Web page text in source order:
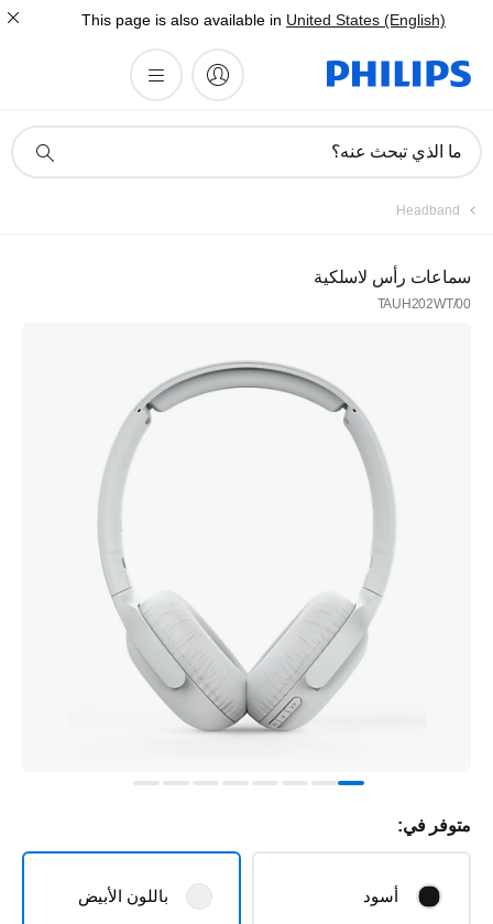
This page is also available in United States (English)
دعم
ما الذي تبحث عنه؟
Headband
سماعات رأس لاسلكية
TAUH202WT/00
متوفر في:
أسود باللون الأبيض